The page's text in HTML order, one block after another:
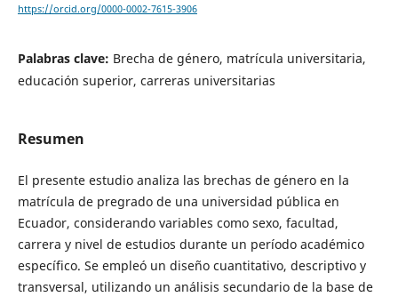
https://orcid.org/0000-0002-7615-3906
Palabras clave: Brecha de género, matrícula universitaria,
educación superior, carreras universitarias
Resumen
El presente estudio analiza las brechas de género en la
matrícula de pregrado de una universidad pública en
Ecuador, considerando variables como sexo, facultad,
carrera y nivel de estudios durante un período académico
específico. Se empleó un diseño cuantitativo, descriptivo y
transversal, utilizando un análisis secundario de la base de